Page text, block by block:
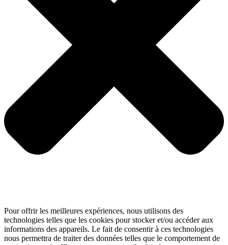
Pour offrir les meilleures expériences, nous utilisons des
technologies telles que les cookies pour stocker et/ou accéder aux
informations des appareils. Le fait de consentir à ces technologies
nous permettra de traiter des données telles que le comportement de